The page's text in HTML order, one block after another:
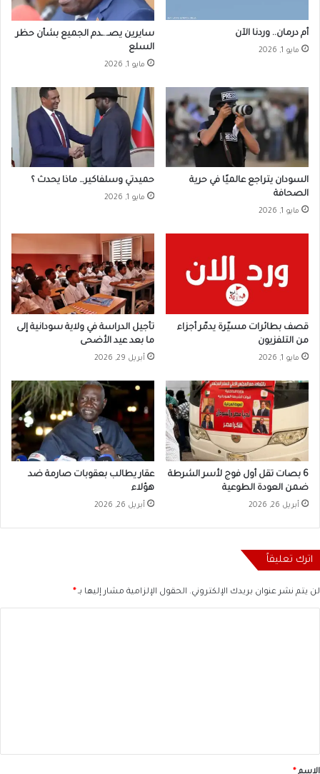
أم درمان.. وردنا الآن
مايو 1, 2026
سايرين يصـ..ـدم الجميع بشأن حظر
السلع
مايو 1, 2026
السودان يتراجع عالميًا في حرية
الصحافة
مايو 1, 2026
حميدتي وسلفاكير… ماذا يحدث ؟
مايو 1, 2026
قصف بطائرات مسيّرة يدمّر أجزاء
من التلفزيون
مايو 1, 2026
تأجيل الدراسة في ولاية سودانية إلى
ما بعد عيد الأضحى
أبريل 29, 2026
6 بصات تقل أول فوج لأسر الشرطة
ضمن العودة الطوعية
أبريل 26, 2026
عقار يطالب بعقوبات صارمة ضد
هؤلاء
أبريل 26, 2026
اترك تعليقاً
لن يتم نشر عنوان بريدك الإلكتروني. الحقول الإلزامية مشار إليها بـ *
*